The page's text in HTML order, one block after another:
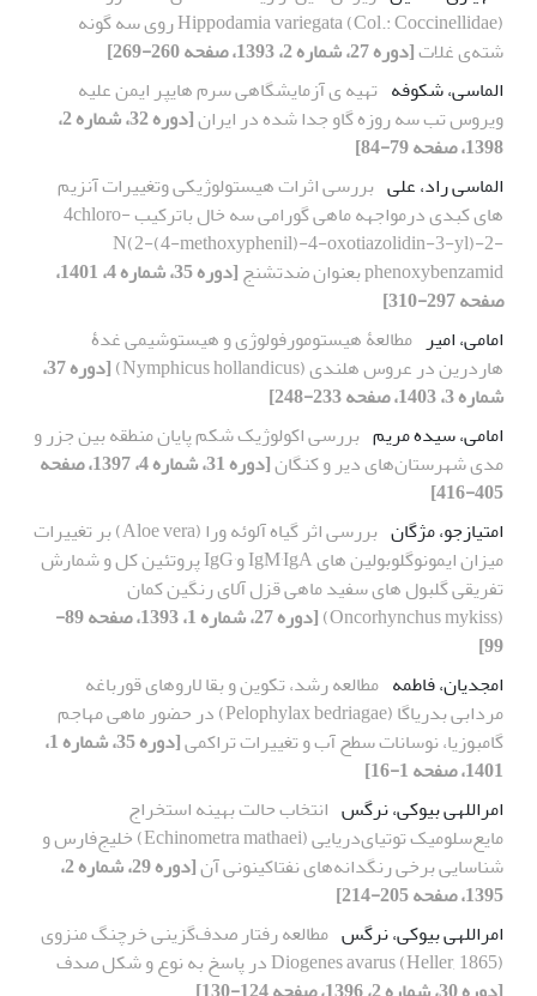
Hippodamia variegata (Col.: Coccinellidae) روی سه گونه
شته‌ی غلات[دوره 27، شماره 2، 1393، صفحه 260-269]
الماسی، شکوفه تهیه ی آزمایشگاهی سرم هایپر ایمن علیه
ویروس تب سه روزه گاو جدا شده در ایران
[دوره 32، شماره 2،
1398، صفحه 79-84]
الماسی راد، علی بررسی اثرات هیستولوژیکی وتغییرات آنزیم
های کبدی درمواجهه ماهی گورامی سه خال باترکیب 4chloro-
N(2-(4-methoxyphenil)-4-oxotiazolidin-3-yl)-2-
phenoxybenzamid بعنوان ضدتشنج
[دوره 35، شماره 4، 1401،
صفحه 297-310]
امامی، امیر مطالعۀ هیستومورفولوژی و هیستوشیمی غدۀ
هاردرین در عروس هلندی (Nymphicus hollandicus)
[دوره 37،
شماره 3، 1403، صفحه 233-248]
امامی، سیده مریم بررسی اکولوژیک شکم پایان منطقه بین جزر و
مدی شهرستان‌های دیر و کنگان
[دوره 31، شماره 4، 1397، صفحه
405-416]
امتیازجو، مژگان
بررسی اثر گیاه آلوئه ورا (Aloe vera) بر تغییرات
میزان ایمونوگلوبولین های IgM٬IgA وIgG٬ پروتئین کل و شمارش
تفریقی گلبول های سفید ماهی قزل آلای رنگین کمان
(Oncorhynchus mykiss)
[دوره 27، شماره 1، 1393، صفحه 89-
99]
امجدیان، فاطمه مطالعه رشد، تکوین و بقا لاروهای قورباغه
مردابی بدریاگا (Pelophylax bedriagae) در حضور ماهی مهاجم
گامبوزیا، نوسانات سطح آب و تغییرات تراکمی
[دوره 35، شماره 1،
1401، صفحه 1-16]
امراللهی بیوکی، نرگس انتخاب حالت بهینه استخراج
مایع‌سلومیک توتیای‌دریایی (Echinometra mathaei) خلیج‌فارس و
شناسایی برخی رنگدانه‌های نفتاکینونی آن
[دوره 29، شماره 2،
1395، صفحه 205-214]
امراللهی بیوکی، نرگس مطالعه رفتار صدف‌گزینی خرچنگ منزوی
(Heller, 1865) Diogenes avarus در پاسخ به نوع و شکل صدف